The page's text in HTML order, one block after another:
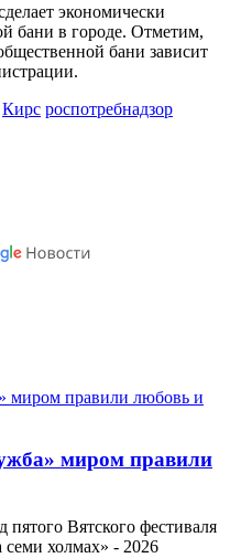
экономически
бани в городе. Отметим,
бани зависит
Кирс роспотребнадзор
миром правили
пятого Вятского фестиваля
холмах» - 2026